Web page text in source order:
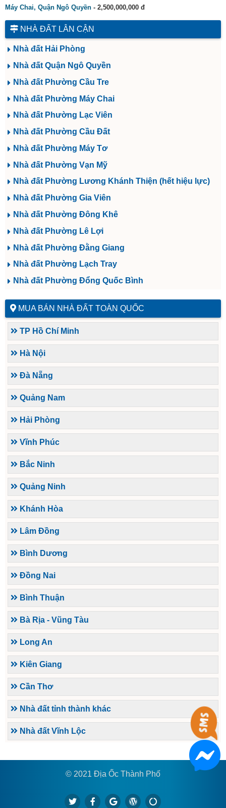
Máy Chai, Quận Ngô Quyền - 2,500,000,000 đ
NHÀ ĐẤT LÂN CẬN
Nhà đất Hải Phòng
Nhà đất Quận Ngô Quyền
Nhà đất Phường Cầu Tre
Nhà đất Phường Máy Chai
Nhà đất Phường Lạc Viên
Nhà đất Phường Cầu Đất
Nhà đất Phường Máy Tơ
Nhà đất Phường Vạn Mỹ
Nhà đất Phường Lương Khánh Thiện (hết hiệu lực)
Nhà đất Phường Gia Viên
Nhà đất Phường Đông Khê
Nhà đất Phường Lê Lợi
Nhà đất Phường Đằng Giang
Nhà đất Phường Lạch Tray
Nhà đất Phường Đổng Quốc Bình
MUA BÁN NHÀ ĐẤT TOÀN QUỐC
TP Hồ Chí Minh
Hà Nội
Đà Nẵng
Quảng Nam
Hải Phòng
Vĩnh Phúc
Bắc Ninh
Quảng Ninh
Khánh Hòa
Lâm Đồng
Bình Dương
Đồng Nai
Bình Thuận
Bà Rịa - Vũng Tàu
Long An
Kiên Giang
Cần Thơ
Nhà đất tỉnh thành khác
Nhà đất Vĩnh Lộc
© 2021 Địa Ốc Thành Phố